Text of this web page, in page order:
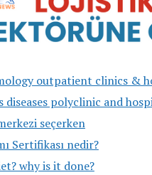
outpatient clinics &
diseases polyclinic and
seçerken
Sertifikası nedir?
why is it done?